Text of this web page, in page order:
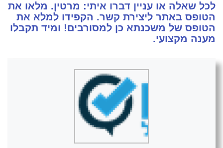
לכל שאלה או עניין דברו איתי: מרטין. מלאו את
הטופס באתר ליצירת קשר. הקפידו למלא את
הטופס של משכנתא כן למסורבים! ומיד תקבלו
מענה מקצועי.